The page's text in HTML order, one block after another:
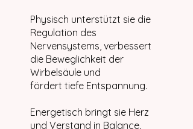
Physisch unterstützt sie die
Regulation des
Nervensystems, verbessert
die Beweglichkeit der
Wirbelsäule und
fördert tiefe Entspannung.
Energetisch bringt sie Herz
und Verstand in Balance,